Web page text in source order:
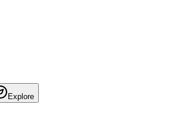
Explore